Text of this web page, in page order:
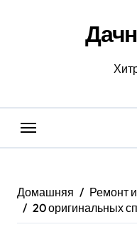
Домашняя
Ремонт
20 оригинальных